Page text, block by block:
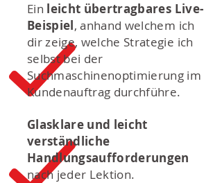
Ein leicht übertragbares Live-
Beispiel, anhand welchem ich
dir zeige, welche Strategie ich
selbst bei der
Suchmaschinenoptimierung im
Kundenauftrag durchführe.
Glasklare und leicht
verständliche
Handlungsaufforderungen
nach jeder Lektion.